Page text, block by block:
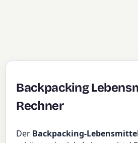
Backpacking
Rechner
Der Backpacking-